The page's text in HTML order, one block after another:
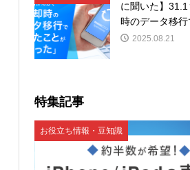
豆知識
に聞いた】
時のデータ移行
2025.08.21
特集記事
お役立ち情報・豆知識